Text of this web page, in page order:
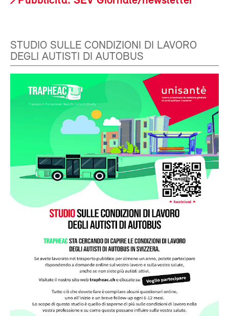
STUDIO SULLE CONDIZIONI DI LAVORO
DEGLI AUTISTI DI AUTOBUS